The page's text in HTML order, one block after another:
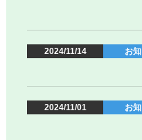
2024/11/14 お
2024/11/01 お